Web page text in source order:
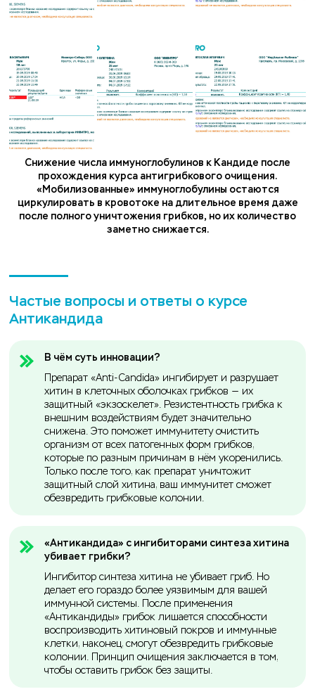
Снижение числа иммуноглобулинов к Кандиде после
прохождения курса антигрибкового очищения.
«Мобилизованные» иммуноглобулины остаются
циркулировать в кровотоке на длительное время даже
после полного уничтожения грибков, но их количество
заметно снижается.
Частые вопросы и ответы о курсе
Антикандида
В чём суть инновации?
Препарат «Anti-Candida» ингибирует и разрушает
хитин в клеточных оболочках грибков — их
защитный «экзоскелет». Резистентность грибка к
внешним воздействиям будет значительно
снижена. Это поможет иммунитету очистить
организм от всех патогенных форм грибков,
которые по разным причинам в нём укоренились.
Только после того, как препарат уничтожит
защитный слой хитина, ваш иммунитет сможет
обезвредить грибковые колонии.
«Антикандида» с ингибиторами синтеза хитина
убивает грибки?
Ингибитор синтеза хитина не убивает гриб. Но
делает его гораздо более уязвимым для вашей
иммунной системы. После применения
«Антикандиды» грибок лишается способности
воспроизводить хитиновый покров и иммунные
клетки, наконец, смогут обезвредить грибковые
колонии. Принцип очищения заключается в том,
чтобы оставить грибок без защиты.